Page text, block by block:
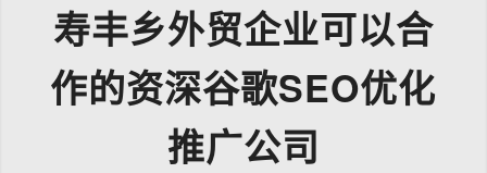
寿丰乡外贸企业可以合
作的资深谷歌SEO优化
推广公司